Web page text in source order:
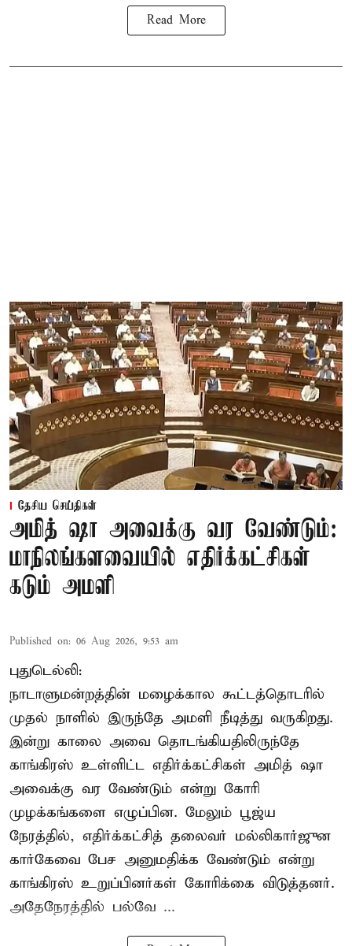
Read More
தேசிய செய்திகள்
அமித் ஷா அவைக்கு வர வேண்டும்:
மாநிலங்களவையில் எதிர்க்கட்சிகள்
கடும் அமளி
Published on: 06 Aug 2026, 9:53 am
புதுடெல்லி:
நாடாளுமன்றத்தின் மழைக்கால கூட்டத்தொடரில்
முதல் நாளில் இருந்தே அமளி நீடித்து வருகிறது.
இன்று காலை அவை தொடங்கியதிலிருந்தே
காங்கிரஸ் உள்ளிட்ட எதிர்க்கட்சிகள் அமித் ஷா
அவைக்கு வர வேண்டும் என்று கோரி
முழக்கங்களை எழுப்பின. மேலும் பூஜ்ய
நேரத்தில், எதிர்க்கட்சித் தலைவர் மல்லிகார்ஜுன
கார்கேவை பேச அனுமதிக்க வேண்டும் என்று
காங்கிரஸ் உறுப்பினர்கள் கோரிக்கை விடுத்தனர்.
அதேநேரத்தில் பல்வே ...